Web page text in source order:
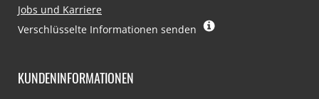
Jobs und Karriere
Verschlüsselte Informationen senden
KUNDENINFORMATIONEN